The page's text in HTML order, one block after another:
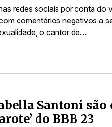
redes sociais por conta do
comentários negativos a
o cantor de…
Santoni são
do BBB 23